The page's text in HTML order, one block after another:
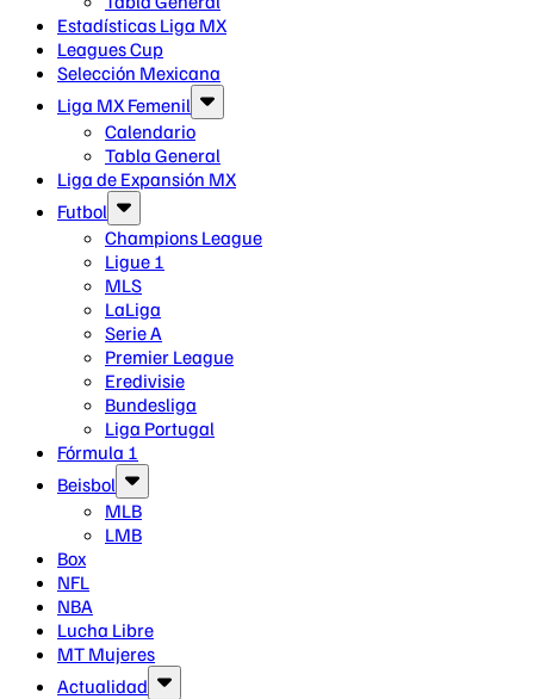
Estadísticas Liga MX
Leagues Cup
Selección Mexicana
Liga MX Femenil
Calendario
Tabla General
Liga de Expansión MX
Futbol
Champions League
Ligue 1
MLS
LaLiga
Serie A
Premier League
Eredivisie
Bundesliga
Liga Portugal
Fórmula 1
Beisbol
MLB
LMB
Box
NFL
NBA
Lucha Libre
MT Mujeres
Actualidad